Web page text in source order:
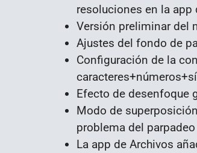
resoluciones en la app
Versión preliminar del
Ajustes del fondo de
Configuración de la
Efecto de desenfoque
Modo de
problema del
La app de Archivos